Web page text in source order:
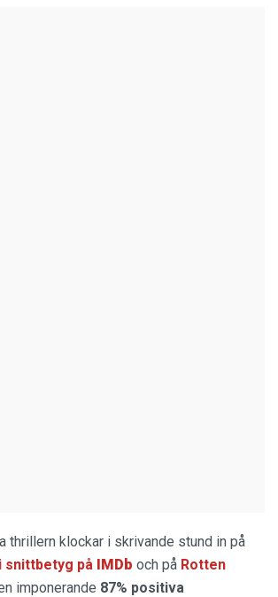
thrillern klockar i skrivande stund in på
i snittbetyg på IMDb och på Rotten
imponerande 87% positiva